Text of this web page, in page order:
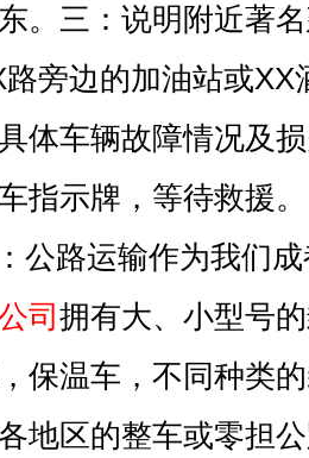
。三：说明附近著
旁边的加油站或
体车辆故障情况及
指示牌，等待救援。
路运输作为我们成
司 拥有大、小型号
保温车，不同种类
地区的整车或零担